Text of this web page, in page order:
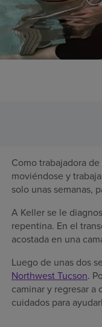
Como trabajadora
moviéndose y
solo unas semanas,
A Keller se le
repentina. En el
acostada en una
Luego de unas dos
Northwest Tucson.
caminar y regresar
cuidados para